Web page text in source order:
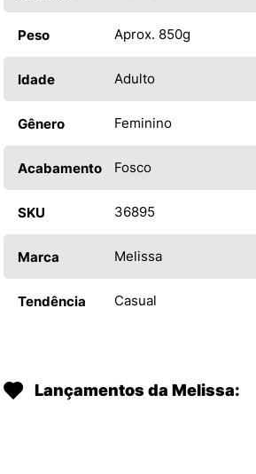
Peso Aprox. 850g
Idade Adulto
Gênero Feminino
Acabamento Fosco
SKU 36895
Marca Melissa
Tendência Casual
Lançamentos da Melissa: